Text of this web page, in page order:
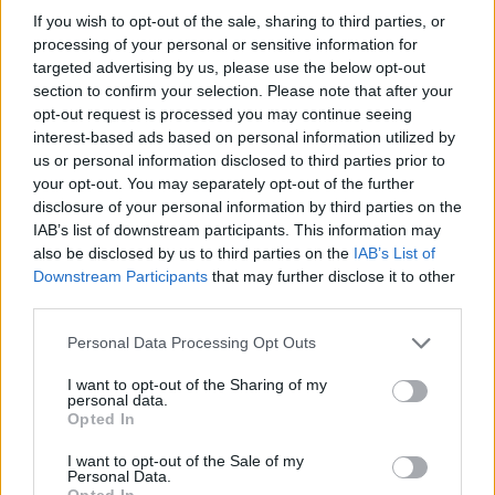
If you wish to opt-out of the sale, sharing to third parties, or
processing of your personal or sensitive information for
targeted advertising by us, please use the below opt-out
section to confirm your selection. Please note that after your
opt-out request is processed you may continue seeing
interest-based ads based on personal information utilized by
us or personal information disclosed to third parties prior to
your opt-out. You may separately opt-out of the further
disclosure of your personal information by third parties on the
IAB’s list of downstream participants. This information may
also be disclosed by us to third parties on the IAB’s List of
Downstream Participants that may further disclose it to other
Please note that this website/app uses one or more Google
not limited to your visit or usage behaviour. You may click to
grant or deny consent to Google and its third-party tags to
use your data for below specified purposes in below Google
consent section.
Personal Data Processing Opt Outs
I want to opt-out of the Sharing of my
personal data.
Opted In
I want to opt-out of the Sale of my
Personal Data.
αναζήτηση τηςGoogle
Πρόσθεσέ το στηνGoogle
ΠΟΛΙΤΙΚΗ